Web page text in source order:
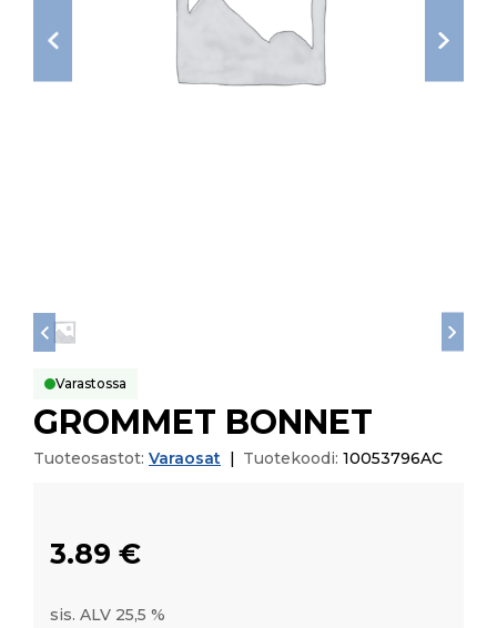
Varastossa
GROMMET BONNET
Tuoteosastot: Varaosat Tuotekoodi: 10053796AC
3.89 €
sis. ALV 25,5 %